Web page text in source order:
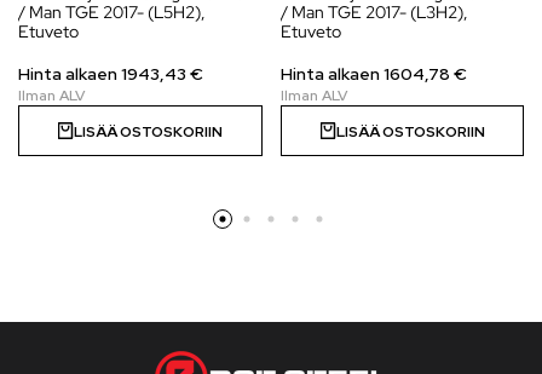
/ Man TGE 2017- (L5H2),
Etuveto
Hinta alkaen1943,43 €
LISÄÄ OSTOSKORIIN
/ Man TGE 2017- (L3H2),
Etuveto
Hinta alkaen1604,78 €
LISÄÄ OSTOSKORIIN